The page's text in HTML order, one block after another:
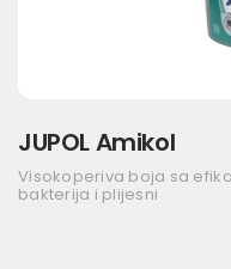
JUPOL Amikol
Visokoperiva boja sa
bakterija i plijesni